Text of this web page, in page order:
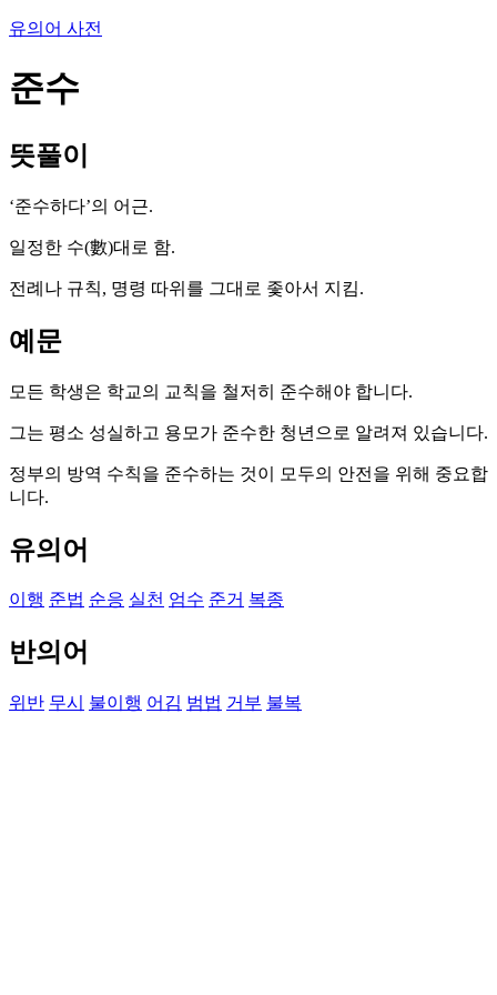
유의어 사전
준수
뜻풀이
‘준수하다’의 어근.
일정한 수(數)대로 함.
전례나 규칙, 명령 따위를 그대로 좇아서 지킴.
예문
모든 학생은 학교의 교칙을 철저히 준수해야 합니다.
그는 평소 성실하고 용모가 준수한 청년으로 알려져 있습니다.
정부의 방역 수칙을 준수하는 것이 모두의 안전을 위해 중요합
니다.
유의어
이행 준법 순응 실천 엄수 준거 복종
반의어
위반 무시 불이행 어김 범법 거부 불복